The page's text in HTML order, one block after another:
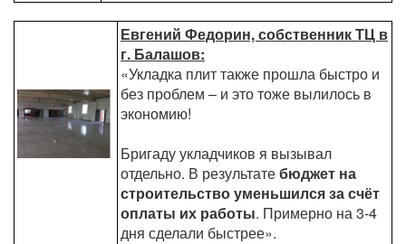
Евгений Федорин, собственник ТЦ в
г. Балашов:
«Укладка плит также прошла быстро и
без проблем – и это тоже вылилось в
экономию!
Бригаду укладчиков я вызывал
отдельно. В результатебюджет на
строительство уменьшился за счёт
оплаты их работы. Примерно на 3-4
дня сделали быстрее».